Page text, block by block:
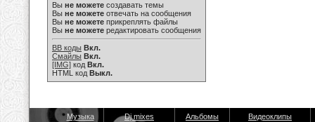
Вы не можете создавать темы
Вы не можете отвечать на сообщения
Вы не можете прикреплять файлы
Вы не можете редактировать сообщения
BB коды Вкл.
Смайлы Вкл.
[IMG] код Вкл.
HTML код Выкл.
Музыка Dj mixes Альбомы Видеоклипы